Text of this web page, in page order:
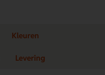
Kleuren
Levering